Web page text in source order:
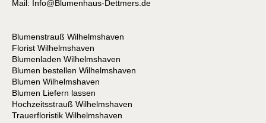
Mail: Info@Blumenhaus-Dettmers.de
Blumenstrauß Wilhelmshaven
Florist Wilhelmshaven
Blumenladen Wilhelmshaven
Blumen bestellen Wilhelmshaven
Blumen Wilhelmshaven
Blumen Liefern lassen
Hochzeitsstrauß Wilhelmshaven
Trauerfloristik Wilhelmshaven